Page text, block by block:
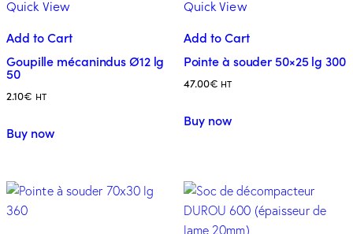
Quick View
Add to Cart
Goupille mécanindus Ø12 lg
50
2.10€ HT
Buy now
Quick View
Add to Cart
Pointe à souder 50×25 lg 300
47.00€ HT
Buy now